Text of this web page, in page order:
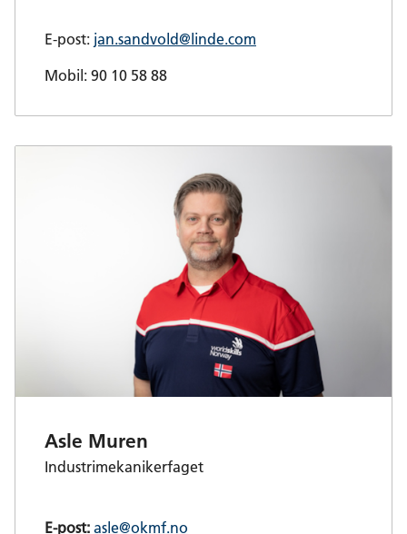
E-post: jan.sandvold@linde.com
Mobil: 90 10 58 88
Asle Muren
Industrimekanikerfaget
E-post:asle@okmf.no